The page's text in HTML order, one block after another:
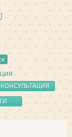
КОНСУЛЬТАЦИЯ